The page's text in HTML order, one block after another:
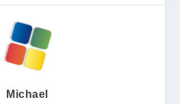
Michael